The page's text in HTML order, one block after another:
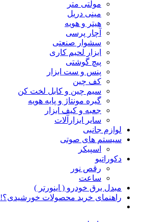
مولتی متر
مینی دریل
هیتر و هویه
آچار پرسی
سشوار صنعتی
ابزار لحیم کاری
پیچ گوشتی
پنس و ست ابزار
کف چین
سیم چین و کابل لخت کن
گیره مونتاژ و پایه هویه
جعبه و کیف ابزار
سایر ابزارآلات
لوازم جانبی
سیستم های صوتی
اسپیکر
دکوراتیو
رقص نور
ساعت
مبدل برق خودرو ( اینورتر )
راهنمای خرید محصولات خورشیدی؟!